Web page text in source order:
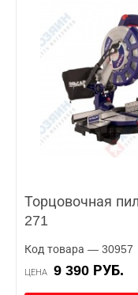
Торцовочная
271
Код товара — 30957
ЦЕНА 9 390 РУБ.